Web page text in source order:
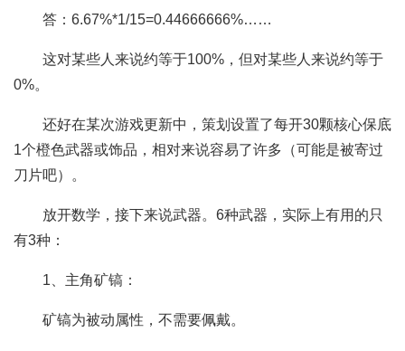
答：6.67%*1/15=0.44666666%……
这对某些人来说约等于100%，但对某些人来说约等于
0%。
还好在某次游戏更新中，策划设置了每开30颗核心保底
1个橙色武器或饰品，相对来说容易了许多（可能是被寄过
刀片吧）。
放开数学，接下来说武器。6种武器，实际上有用的只
有3种：
1、主角矿镐：
矿镐为被动属性，不需要佩戴。